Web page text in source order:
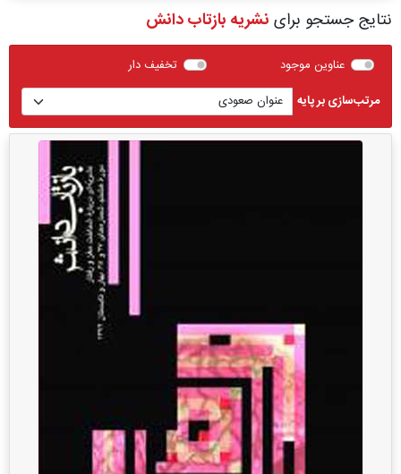
نتایج جستجو برای نشریه بازتاب دانش
عناوین موجود
تخفیف دار
مرتب‌سازی بر پایه